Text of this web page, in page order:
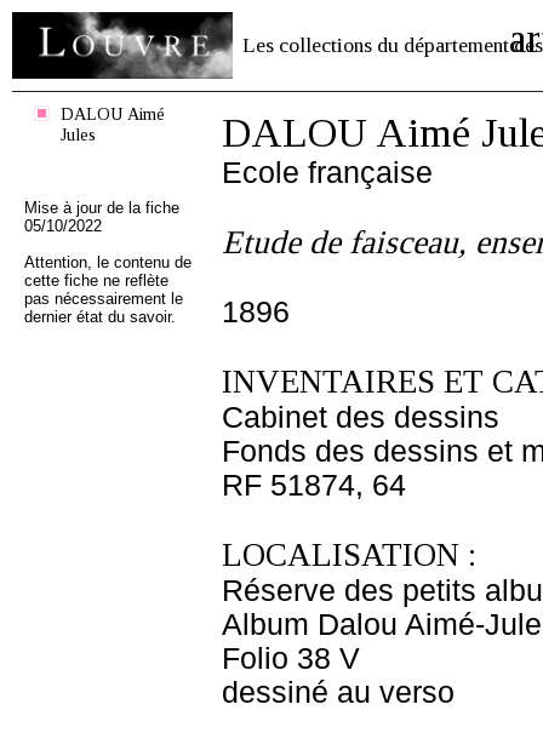
Les collections du département des
DALOU Aimé
Jules
Mise à jour de la fiche
05/10/2022
Attention, le contenu de
cette fiche ne reflète
pas nécessairement le
dernier état du savoir.
DALOU Aimé
Ecole française
Etude de faisceau,
1896
INVENTAIRES ET
Cabinet des dessins
Fonds des dessins et
RF 51874, 64
LOCALISATION :
Réserve des petits
Album Dalou Aimé-
Folio 38 V
dessiné au verso